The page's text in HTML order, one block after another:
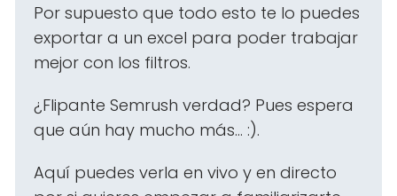
Por supuesto que todo esto te lo puedes
exportar a un excel para poder trabajar
mejor con los filtros.
¿Flipante Semrush verdad? Pues espera
que aún hay mucho más... :).
Aquí puedes verla en vivo y en directo